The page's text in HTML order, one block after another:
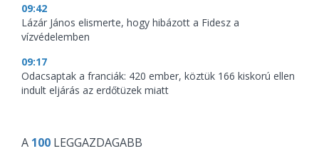
09:42
Lázár János elismerte, hogy hibázott a Fidesz a
vízvédelemben
09:17
Odacsaptak a franciák: 420 ember, köztük 166 kiskorú ellen
indult eljárás az erdőtüzek miatt
A 100 LEGGAZDAGABB